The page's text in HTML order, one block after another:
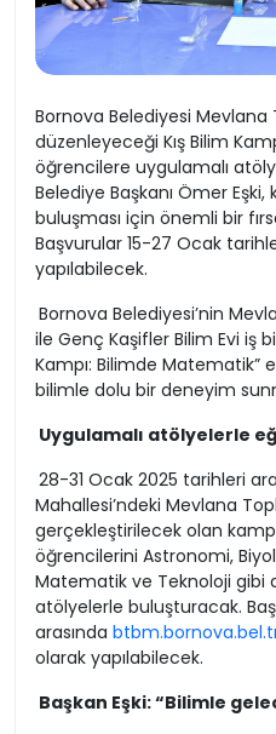
Bornova Belediyesi Mevlana
düzenleyeceği Kış Bilim
öğrencilere uygulamalı
Belediye Başkanı Ömer
buluşması için önemli bir
Başvurular 15-27 Ocak
yapılabilecek.
Bornova Belediyesi’nin
ile Genç Kaşifler Bilim Evi iş
Kampı: Bilimde Matematik”
bilimle dolu bir deneyim
Uygulamalı atölyelerle
28-31 Ocak 2025 tarihleri
Mahallesi’ndeki Mevlana
gerçekleştirilecek olan kamp,
öğrencilerini Astronomi,
Matematik ve Teknoloji gibi
atölyelerle buluşturacak.
arasında
olarak yapılabilecek.
Başkan Eşki: “Bilimle